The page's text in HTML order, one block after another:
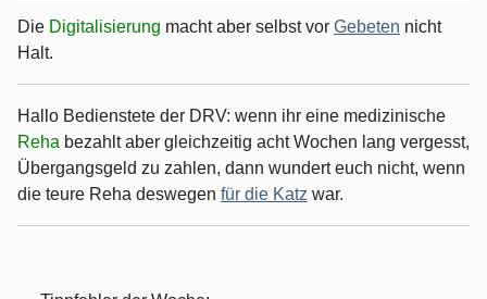
Die Digitalisierung macht aber selbst vor Gebeten nicht
Halt.
Hallo Bedienstete der DRV: wenn ihr eine medizinische
Reha bezahlt aber gleichzeitig acht Wochen lang vergesst,
Übergangsgeld zu zahlen, dann wundert euch nicht, wenn
die teure Reha deswegen für die Katz war.